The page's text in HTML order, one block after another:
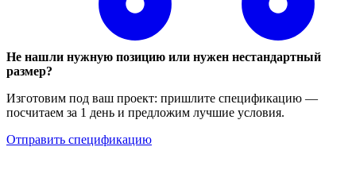
Не нашли нужную позицию или нужен нестандартный
размер?
Изготовим под ваш проект: пришлите спецификацию —
посчитаем за 1 день и предложим лучшие условия.
Отправить спецификацию